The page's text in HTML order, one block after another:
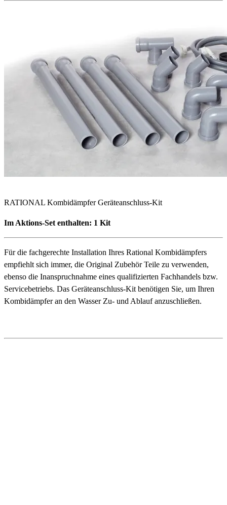
RATIONAL Kombidämpfer Geräteanschluss-Kit
Im Aktions-Set enthalten: 1 Kit
Für die fachgerechte Installation Ihres Rational Kombidämpfers
empfiehlt sich immer, die Original Zubehör Teile zu verwenden,
ebenso die Inanspruchnahme eines qualifizierten Fachhandels bzw.
Servicebetriebs. Das Geräteanschluss-Kit benötigen Sie, um Ihren
Kombidämpfer an den Wasser Zu- und Ablauf anzuschließen.